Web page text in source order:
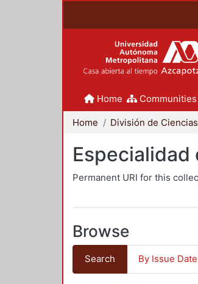
Home
Home
Especialidad
Permanent URI for this
Browse
Search By Issue Date